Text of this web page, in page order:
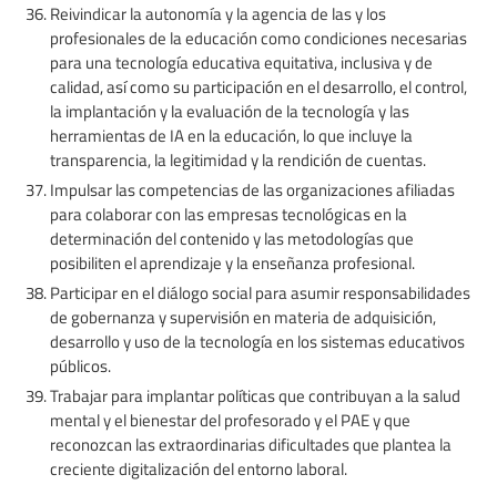
Reivindicar la autonomía y la agencia de las y los
profesionales de la educación como condiciones necesarias
para una tecnología educativa equitativa, inclusiva y de
calidad, así como su participación en el desarrollo, el control,
la implantación y la evaluación de la tecnología y las
herramientas de IA en la educación, lo que incluye la
transparencia, la legitimidad y la rendición de cuentas.
Impulsar las competencias de las organizaciones afiliadas
para colaborar con las empresas tecnológicas en la
determinación del contenido y las metodologías que
posibiliten el aprendizaje y la enseñanza profesional.
Participar en el diálogo social para asumir responsabilidades
de gobernanza y supervisión en materia de adquisición,
desarrollo y uso de la tecnología en los sistemas educativos
públicos.
Trabajar para implantar políticas que contribuyan a la salud
mental y el bienestar del profesorado y el PAE y que
reconozcan las extraordinarias dificultades que plantea la
creciente digitalización del entorno laboral.